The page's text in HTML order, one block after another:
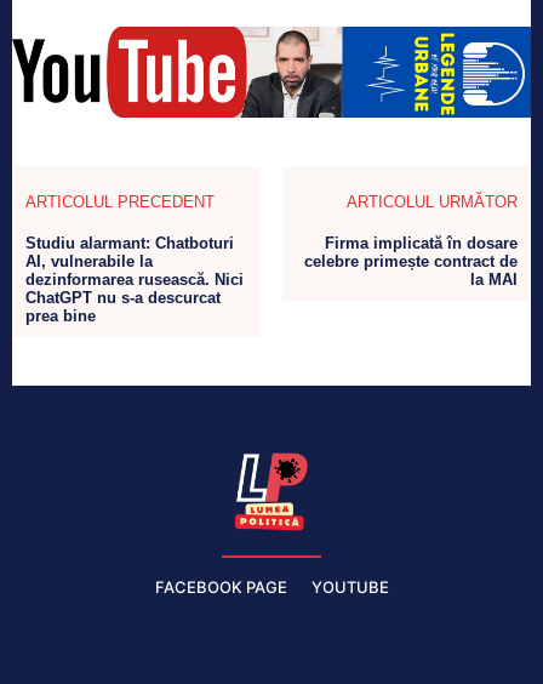
ARTICOLUL PRECEDENT
Studiu alarmant: Chatboturi
AI, vulnerabile la
dezinformarea rusească. Nici
ChatGPT nu s-a descurcat
prea bine
ARTICOLUL URMĂTOR
Firma implicată în dosare
celebre primește contract de
la MAI
FACEBOOK PAGE YOUTUBE